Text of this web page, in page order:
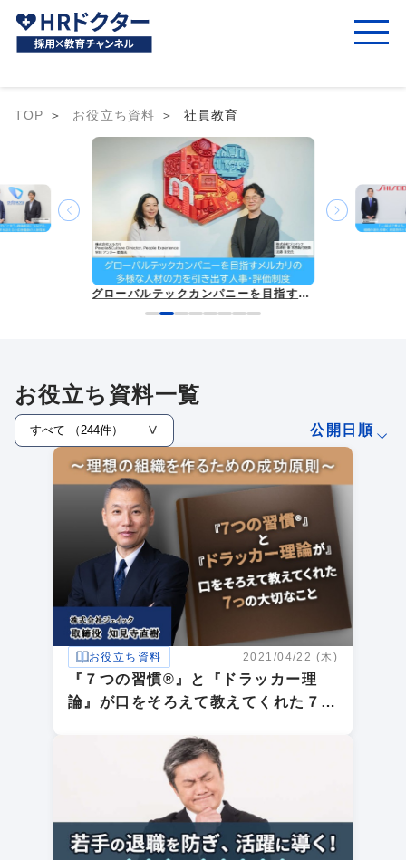
TOP お役立ち資料 社員教育
グローバルテックカンパニーを目指すメルカリの多様な人材の力を引き出す人事・評価制度
お役立ち資料一覧
公開日順
お役立ち資料 2021/04/22 (木)
『７つの習慣®』と『ドラッカー理
論』が口をそろえて教えてくれた７つ
めの成功原則～